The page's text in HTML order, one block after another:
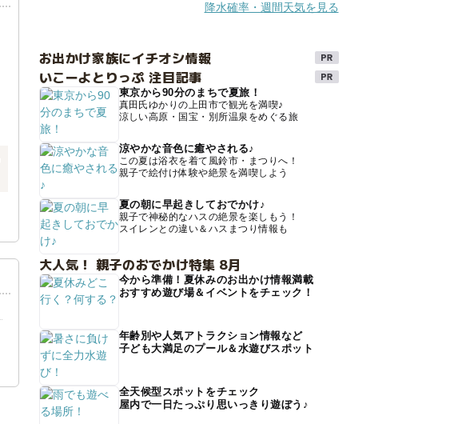
降水確率・週間天気を見る
お出かけ家族にイチオシ情報
いこーよとりっぷ 注目記事
東京から90分のまちで夏旅！
真田氏ゆかりの上田市で観光を満喫♪
涼しい高原・国宝・別所温泉をめぐる旅
涼やかな音色に癒やされる♪
この夏は浴衣を着て風鈴市・まつりへ！
親子で絵付け体験や絶景を満喫しよう
夏の朝に早起きしておでかけ♪
親子で神秘的なハスの絶景を楽しもう！
スイレンとの違い＆ハスまつり情報も
大人気！ 親子のおでかけ特集 8月
今から準備！夏休みのお出かけ情報満載
おすすめ遊び場＆イベントをチェック！
年齢別や人気アトラクション情報など
子ども大満足のプール＆水遊びスポット
全天候型スポットをチェック
屋内で一日たっぷり思いっきり遊ぼう♪